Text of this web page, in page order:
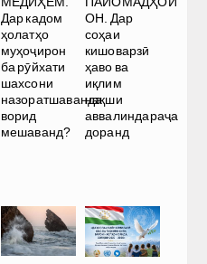
Дар кадом
ҳолатҳо
муҳоҷирон
ба рӯйхати
шахсони
назоратшаванда
ворид
мешаванд?
ОН. Дар
соҳаи
кишоварзӣ
ҳаво ва
иқлим
нақши
аввалиндараҷа
доранд